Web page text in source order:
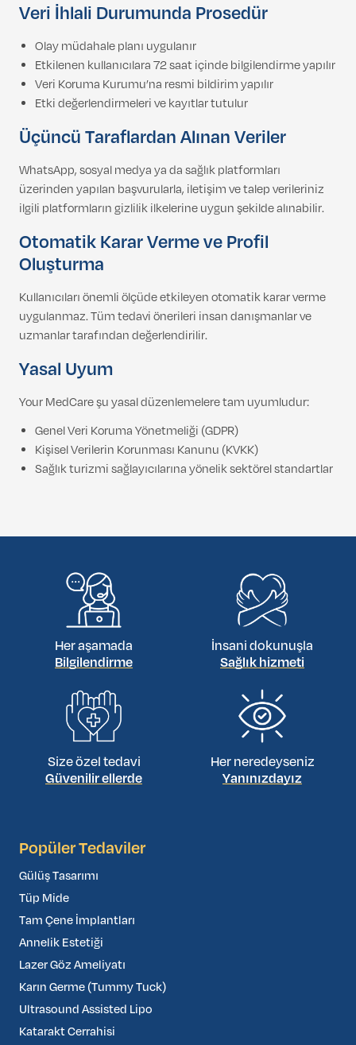
Veri İhlali Durumunda Prosedür
Olay müdahale planı uygulanır
Etkilenen kullanıcılara 72 saat içinde bilgilendirme yapılır
Veri Koruma Kurumu’na resmi bildirim yapılır
Etki değerlendirmeleri ve kayıtlar tutulur
Üçüncü Taraflardan Alınan Veriler
WhatsApp, sosyal medya ya da sağlık platformları
üzerinden yapılan başvurularla, iletişim ve talep verileriniz
ilgili platformların gizlilik ilkelerine uygun şekilde alınabilir.
Otomatik Karar Verme ve Profil
Oluşturma
Kullanıcıları önemli ölçüde etkileyen otomatik karar verme
uygulanmaz. Tüm tedavi önerileri insan danışmanlar ve
uzmanlar tarafından değerlendirilir.
Yasal Uyum
Your MedCare şu yasal düzenlemelere tam uyumludur:
Genel Veri Koruma Yönetmeliği (GDPR)
Kişisel Verilerin Korunması Kanunu (KVKK)
Sağlık turizmi sağlayıcılarına yönelik sektörel standartlar
Her aşamada
Bilgilendirme
İnsani dokunuşla
Sağlık hizmeti
Size özel tedavi
Güvenilir ellerde
Her neredeyseniz
Yanınızdayız
Popüler Tedaviler
Gülüş Tasarımı
Tüp Mide
Tam Çene İmplantları
Annelik Estetiği
Lazer Göz Ameliyatı
Karın Germe (Tummy Tuck)
Ultrasound Assisted Lipo
Katarakt Cerrahisi